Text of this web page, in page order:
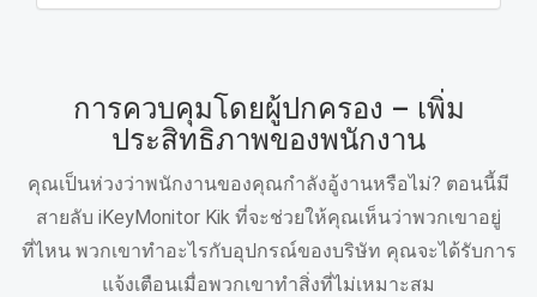
การควบคุมโดยผู้ปกครอง – เพิ่ม
ประสิทธิภาพของพนักงาน
คุณเป็นห่วงว่าพนักงานของคุณกําลังอู้งานหรือไม่? ตอนนี้มี
สายลับ iKeyMonitor Kik ที่จะช่วยให้คุณเห็นว่าพวกเขาอยู่
ที่ไหน พวกเขาทําอะไรกับอุปกรณ์ของบริษัท คุณจะได้รับการ
แจ้งเตือนเมื่อพวกเขาทําสิ่งที่ไม่เหมาะสม